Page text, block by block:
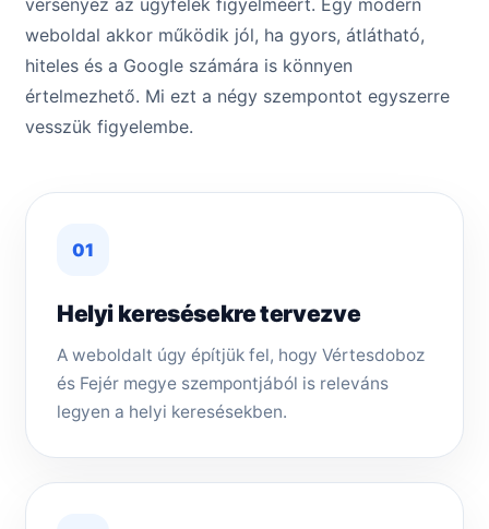
versenyez az ügyfelek figyelméért. Egy modern
weboldal akkor működik jól, ha gyors, átlátható,
hiteles és a Google számára is könnyen
értelmezhető. Mi ezt a négy szempontot egyszerre
vesszük figyelembe.
01
Helyi keresésekre tervezve
A weboldalt úgy építjük fel, hogy Vértesdoboz
és Fejér megye szempontjából is releváns
legyen a helyi keresésekben.